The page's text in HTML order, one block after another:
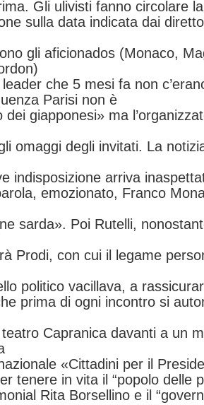
Gli ulivisti fanno circolare
sulla data indicata dai
gli aficionados (Monaco,
che 5 mesi fa non
Parisi non è
dei giapponesi» ma
omaggi degli invitati. La
indisposizione arriva
emozionato, Franco
sarda». Poi Rutelli,
Prodi, con cui il legame
politico vacillava, a
prima di ogni incontro si
Capranica davanti a un
«Cittadini per il
tenere in vita il “popolo delle
Rita Borsellino e il